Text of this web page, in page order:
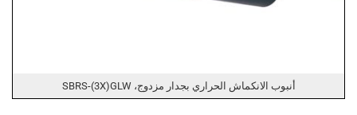
أنبوب الانكماش الحراري بجدار مزدوج، SBRS-(3X)GLW